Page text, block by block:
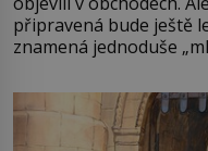
připravená bude ještě
znamená jednoduše
pře hned několik
Francie, kde se traduje,